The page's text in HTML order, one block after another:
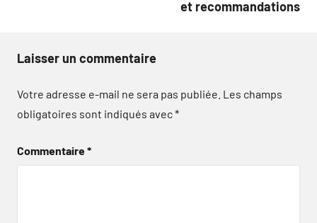
et recommandations
Laisser un commentaire
Votre adresse e-mail ne sera pas publiée. Les champs
obligatoires sont indiqués avec*
Commentaire*